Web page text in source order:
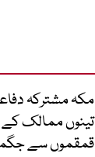
مکہ مشترکہ
تینوں ممالک کے
قمقموں سے